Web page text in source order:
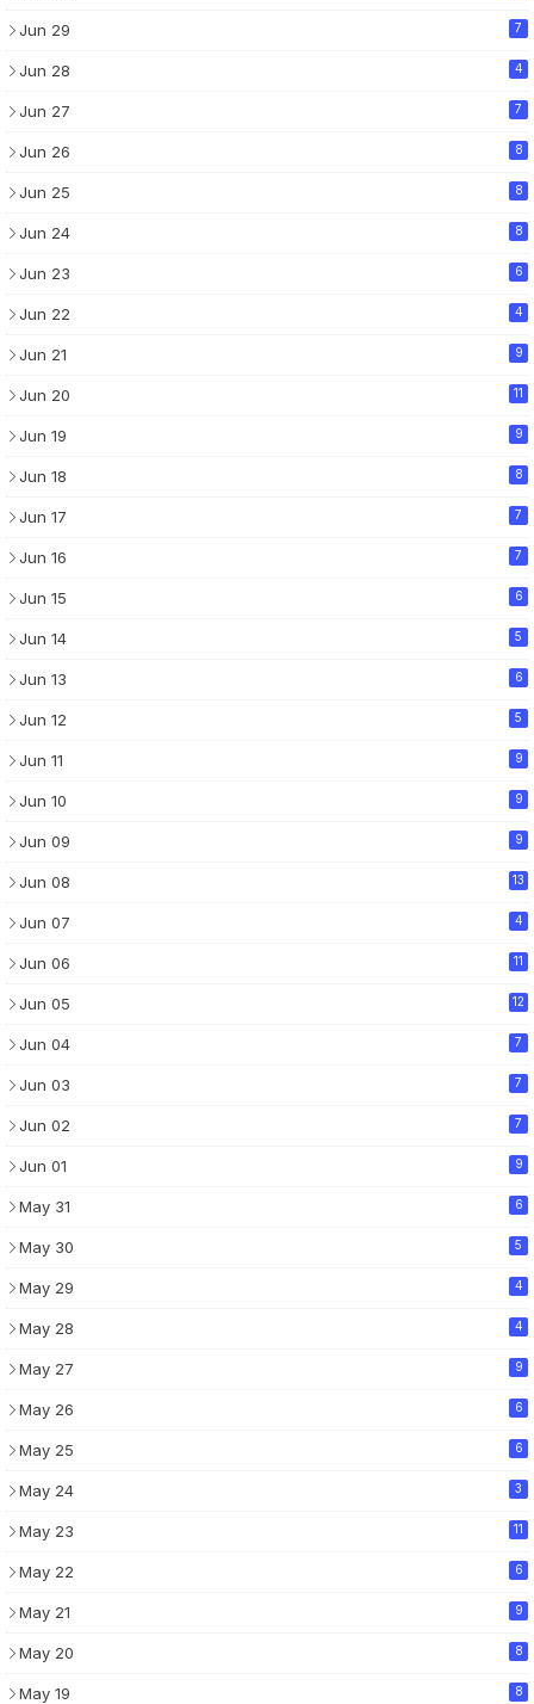
Jun 29 7
Jun 28 4
Jun 27 7
Jun 26 8
Jun 25 8
Jun 24 8
Jun 23 6
Jun 22 4
Jun 21 9
Jun 20 11
Jun 19 9
Jun 18 8
Jun 17 7
Jun 16 7
Jun 15 6
Jun 14 5
Jun 13 6
Jun 12 5
Jun 11 9
Jun 10 9
Jun 09 9
Jun 08 13
Jun 07 4
Jun 06 11
Jun 05 12
Jun 04 7
Jun 03 7
Jun 02 7
Jun 01 9
May 31 6
May 30 5
May 29 4
May 28 4
May 27 9
May 26 6
May 25 6
May 24 3
May 23 11
May 22 6
May 21 9
May 20 8
May 19 8